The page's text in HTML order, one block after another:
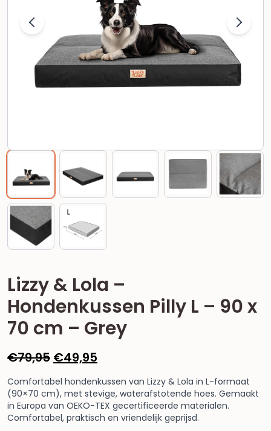
Lizzy & Lola –
Hondenkussen Pilly L – 90 x
70 cm – Grey
€79,95 Oorspronkelijke
prijs
was:
€79,95.
€49,95
prijs
is:
€49,95.
Comfortabel hondenkussen van Lizzy & Lola in L-formaat
(90×70 cm), met stevige, waterafstotende hoes. Gemaakt
in Europa van OEKO-TEX gecertificeerde materialen.
Comfortabel, praktisch en vriendelijk geprijsd.